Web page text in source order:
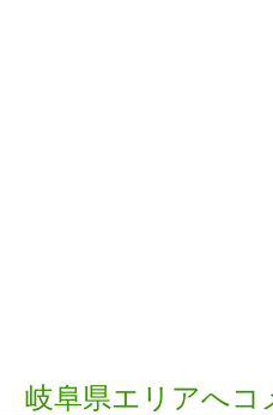
岐阜県エリアへコ